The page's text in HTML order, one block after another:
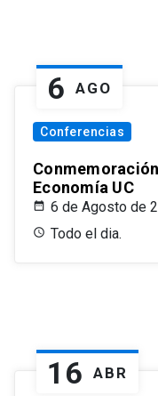
6 AGO
Conferencias
Economía UC
6 de Agosto de
Todo el dia.
16 ABR